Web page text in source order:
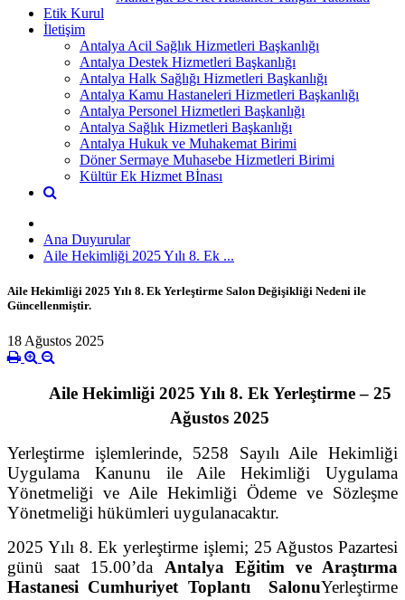
Etik Kurul
İletişim
Antalya Acil Sağlık Hizmetleri Başkanlığı
Antalya Destek Hizmetleri Başkanlığı
Antalya Halk Sağlığı Hizmetleri Başkanlığı
Antalya Kamu Hastaneleri Hizmetleri Başkanlığı
Antalya Personel Hizmetleri Başkanlığı
Antalya Sağlık Hizmetleri Başkanlığı
Antalya Hukuk ve Muhakemat Birimi
Döner Sermaye Muhasebe Hizmetleri Birimi
Kültür Ek Hizmet Bİnası
Ana Duyurular
Aile Hekimliği 2025 Yılı 8. Ek ...
Aile Hekimliği 2025 Yılı 8. Ek Yerleştirme Salon Değişikliği Nedeni ile
Güncellenmiştir.
18 Ağustos 2025
Aile Hekimliği 2025 Yılı 8. Ek Yerleştirme – 25
Ağustos 2025
Yerleştirme işlemlerinde, 5258 Sayılı Aile Hekimliği
Uygulama Kanunu ile Aile Hekimliği Uygulama
Yönetmeliği ve Aile Hekimliği Ödeme ve Sözleşme
Yönetmeliği hükümleri uygulanacaktır.
2025 Yılı 8. Ek yerleştirme işlemi; 25 Ağustos Pazartesi
günü saat 15.00’da Antalya Eğitim ve Araştırma
Hastanesi Cumhuriyet Toplantı SalonuYerleştirme